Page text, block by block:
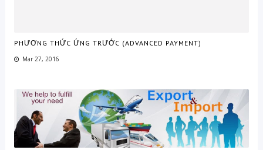
PHƯƠNG THỨC ỨNG TRƯỚC (ADVANCED PAYMENT)
Mar 27, 2016